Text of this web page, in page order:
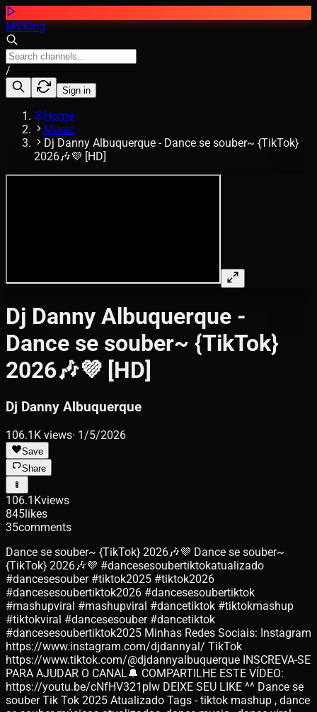
MVKing
/
Sign in
Home
Music
Dj Danny Albuquerque - Dance se souber~ {TikTok}
2026🎶💜 [HD]
Dj Danny Albuquerque -
Dance se souber~ {TikTok}
2026🎶💜 [HD]
Dj Danny Albuquerque
106.1K views· 1/5/2026
Save
Share
106.1Kviews
845likes
35comments
Dance se souber~ {TikTok} 2026🎶💜 Dance se souber~
{TikTok} 2026🎶💜 #dancesesoubertiktokatualizado
#dancesesouber #tiktok2025 #tiktok2026
#dancesesoubertiktok2026 #dancesesoubertiktok
#mashupviral #mashupviral #dancetiktok #tiktokmashup
#tiktokviral #dancesesouber #dancetiktok
#dancesesoubertiktok2025 Minhas Redes Sociais: Instagram
https://www.instagram.com/djdannyal/ TikTok
https://www.tiktok.com/@djdannyalbuquerque INSCREVA-SE
PARA AJUDAR O CANAL🔔 COMPARTILHE ESTE VÍDEO:
https://youtu.be/cNfHV321plw DEIXE SEU LIKE ^^ Dance se
souber Tik Tok 2025 Atualizado Tags - tiktok mashup , dance